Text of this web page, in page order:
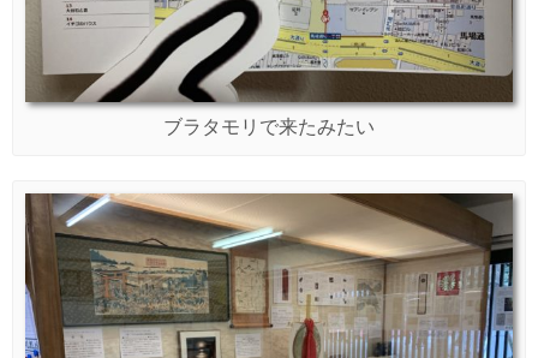
ブラタモリで来たみたい